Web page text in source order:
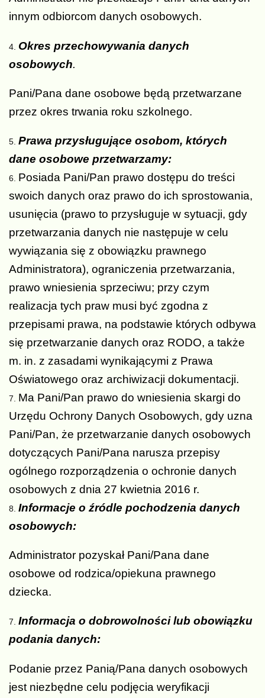
innym odbiorcom danych osobowych.
Okres przechowywania danych
osobowych.
Pani/Pana dane osobowe będą przetwarzane
przez okres trwania roku szkolnego.
Prawa przysługujące osobom, których
dane osobowe przetwarzamy:
Posiada Pani/Pan prawo dostępu do treści
swoich danych oraz prawo do ich sprostowania,
usunięcia (prawo to przysługuje w sytuacji, gdy
przetwarzania danych nie następuje w celu
wywiązania się z obowiązku prawnego
Administratora), ograniczenia przetwarzania,
prawo wniesienia sprzeciwu; przy czym
realizacja tych praw musi być zgodna z
przepisami prawa, na podstawie których odbywa
się przetwarzanie danych oraz RODO, a także
m. in. z zasadami wynikającymi z Prawa
Oświatowego oraz archiwizacji dokumentacji.
Ma Pani/Pan prawo do wniesienia skargi do
Urzędu Ochrony Danych Osobowych, gdy uzna
Pani/Pan, że przetwarzanie danych osobowych
dotyczących Pani/Pana narusza przepisy
ogólnego rozporządzenia o ochronie danych
osobowych z dnia 27 kwietnia 2016 r.
Informacje o źródle pochodzenia danych
osobowych:
Administrator pozyskał Pani/Pana dane
osobowe od rodzica/opiekuna prawnego
dziecka.
Informacja o dobrowolności lub obowiązku
podania danych:
Podanie przez Panią/Pana danych osobowych
jest niezbędne celu podjęcia weryfikacji